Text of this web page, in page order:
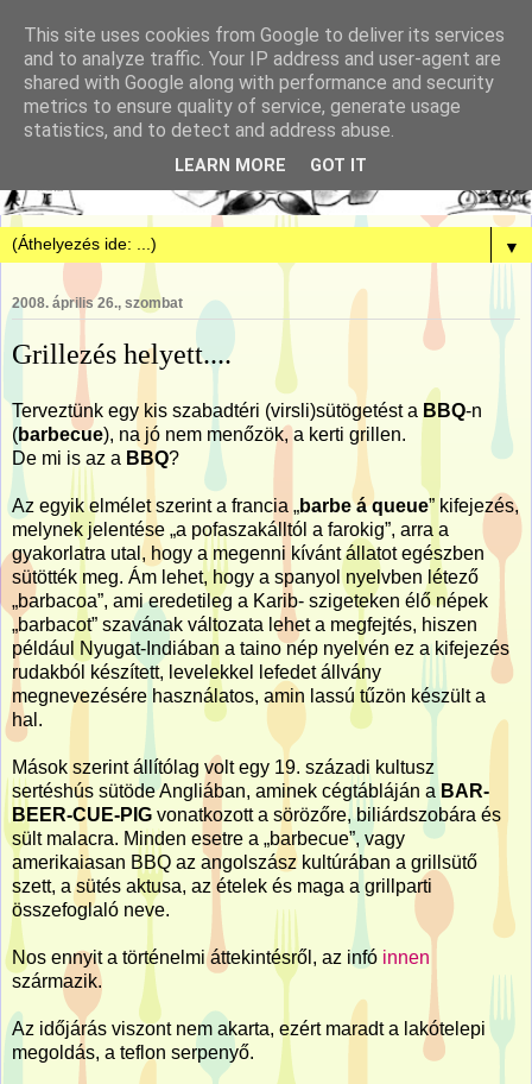
▼
2008. április 26., szombat
Grillezés helyett....
Terveztünk egy kis szabadtéri (virsli)sütögetést a BBQ-n
(barbecue), na jó nem menőzök, a kerti grillen.
De mi is az a BBQ?
Az egyik elmélet szerint a francia „barbe á queue” kifejezés,
melynek jelentése „a pofaszakálltól a farokig”, arra a
gyakorlatra utal, hogy a megenni kívánt állatot egészben
sütötték meg. Ám lehet, hogy a spanyol nyelvben létező
„barbacoa”, ami eredetileg a Karib- szigeteken élő népek
„barbacot” szavának változata lehet a megfejtés, hiszen
például Nyugat-Indiában a taino nép nyelvén ez a kifejezés
rudakból készített, levelekkel lefedet állvány
megnevezésére használatos, amin lassú tűzön készült a
hal.
Mások szerint állítólag volt egy 19. századi kultusz
sertéshús sütöde Angliában, aminek cégtábláján a BAR-
BEER-CUE-PIG vonatkozott a sörözőre, biliárdszobára és
sült malacra. Minden esetre a „barbecue”, vagy
amerikaiasan BBQ az angolszász kultúrában a grillsütő
szett, a sütés aktusa, az ételek és maga a grillparti
összefoglaló neve.
Nos ennyit a történelmi áttekintésről, az infó innen
származik.
Az időjárás viszont nem akarta, ezért maradt a lakótelepi
megoldás, a teflon serpenyő.
This site uses cookies from Google to deliver its services
and to analyze traffic. Your IP address and user-agent are
shared with Google along with performance and security
metrics to ensure quality of service, generate usage
statistics, and to detect and address abuse.
LEARN MORE GOT IT